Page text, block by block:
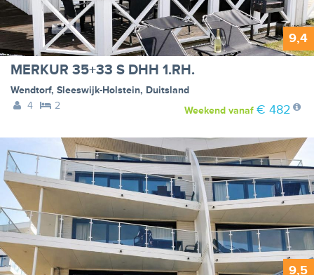
9,4
MERKUR 35+33 S DHH 1.RH.
Wendtorf, Sleeswijk-Holstein, Duitsland
4
2 Weekendvanaf € 482
9,5